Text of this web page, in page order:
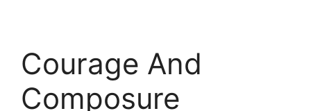
Courage And
Composure